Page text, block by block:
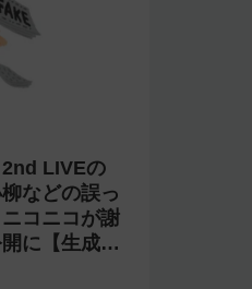
2nd LIVEの
などの誤っ
コニコが謝
に【生成